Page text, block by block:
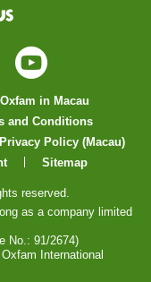
YouTube
Oxfam in Macau
and Conditions
Privacy Policy (Macau)
Sitemap
reserved.
as a company limited
No.: 91/2674)
International